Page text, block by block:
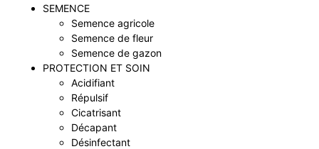
SEMENCE
Semence agricole
Semence de fleur
Semence de gazon
PROTECTION ET SOIN
Acidifiant
Répulsif
Cicatrisant
Décapant
Désinfectant